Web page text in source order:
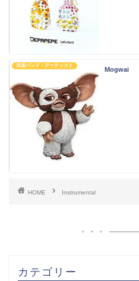
洋楽バンド・アーティスト
Mogwai
HOME Instrumental
カテゴリー